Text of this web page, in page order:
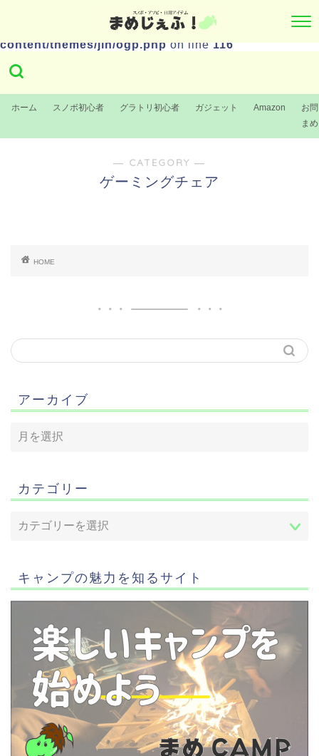
: Undefined variable $str in
/home/hi15/mamejeff.com/public_html/wp-
content/themes/jin/ogp.phpon line116
ホーム スノボ初心者 グラトリ初心者 ガジェット Amazon
お
ま
― CATEGORY ―
ゲーミングチェア
HOME
アーカイブ
カテゴリー
キャンプの魅力を知るサイト